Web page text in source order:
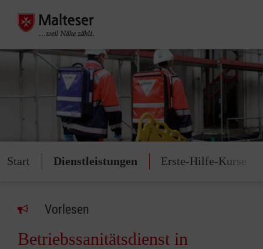
Start Dienstleistungen Erste-Hilfe-Kurse
Vorlesen
Betriebssanitätsdienst in